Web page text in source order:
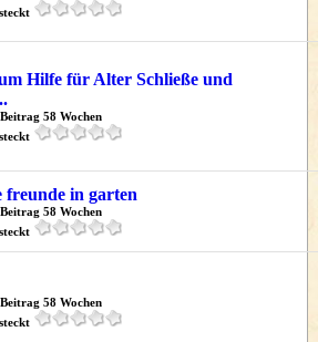
Hilfe für Alter Schließe und
58 Wochen
freunde in garten
58 Wochen
58 Wochen